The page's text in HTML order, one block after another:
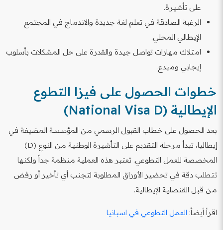
على تأشيرة.
الرغبة الصادقة في تعلم لغة جديدة والاندماج في المجتمع
الإيطالي المحلي.
امتلاك مهارات تواصل جيدة والقدرة على حل المشكلات بأسلوب
إيجابي ومبدع.
خطوات الحصول على فيزا التطوع
الإيطالية (National Visa D)
بعد الحصول على خطاب القبول الرسمي من المؤسسة المضيفة في
إيطاليا، تبدأ مرحلة التقديم على التأشيرة الوطنية من النوع (D)
المخصصة للعمل التطوعي. تعتبر هذه العملية منظمة جداً ولكنها
تتطلب دقة في تحضير الأوراق المطلوبة لتجنب أي تأخير أو رفض
من قبل القنصلية الإيطالية.
اقرأ أيضاً: العمل التطوعي في اسبانيا